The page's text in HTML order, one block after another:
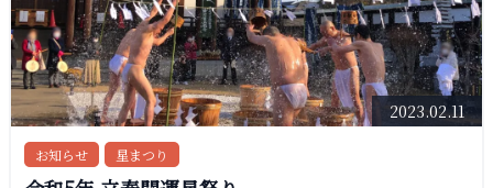
2023.02.11
お知らせ 星まつり